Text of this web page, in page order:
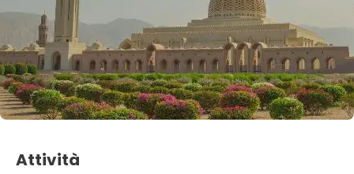
Attività